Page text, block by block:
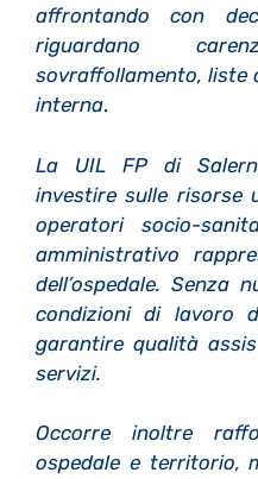
affrontando con
riguardano
sovraffollamento, liste
interna.
La UIL FP di
investire sulle risorse
operatori socio-
amministrativo
dell’ospedale. Senza
condizioni di lavoro
garantire qualità
servizi.
Occorre inoltre
ospedale e territorio,